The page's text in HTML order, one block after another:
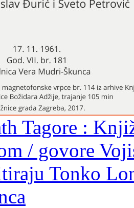
Tagore :
/ govore
Tonko